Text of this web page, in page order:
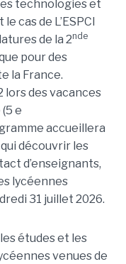
technologies et
cas de L’ESPCI
de la 2nde
pour des
la France.
lors des vacances
e
accueillera
découvrir les
d’enseignants,
lycéennes
31 juillet 2026.
études et les
venues de